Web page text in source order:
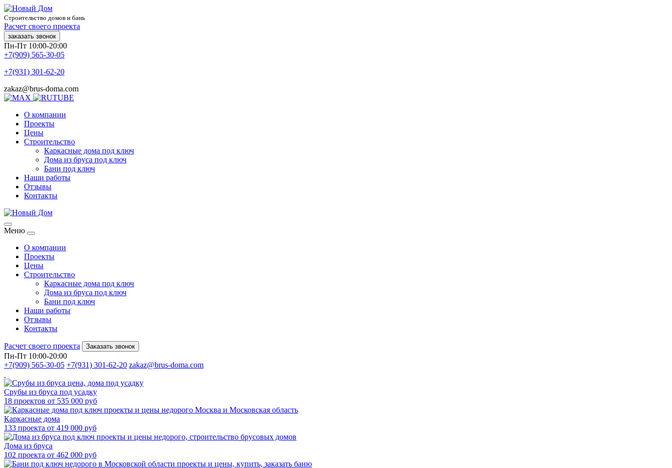
Строительство домов и бань
Расчет своего проекта
заказать звонок
Пн-Пт 10:00-20:00
+7(909) 565-30-05
+7(931) 301-62-20
zakaz@brus-doma.com
О компании
Проекты
Цены
Строительство
Каркасные дома под ключ
Дома из бруса под ключ
Бани под ключ
Наши работы
Отзывы
Контакты
Меню
О компании
Проекты
Цены
Строительство
Каркасные дома под ключ
Дома из бруса под ключ
Бани под ключ
Наши работы
Отзывы
Контакты
Расчет своего проекта Заказать звонок
Пн-Пт 10:00-20:00
+7(909) 565-30-05 +7(931) 301-62-20 zakaz@brus-doma.com
Срубы из бруса под усадку
18 проектов от 535 000 руб
Каркасные дома
133 проекта от 419 000 руб
Дома из бруса
102 проекта от 462 000 руб